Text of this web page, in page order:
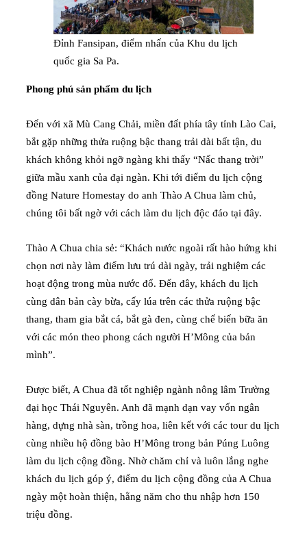
Đỉnh Fansipan, điểm nhấn của Khu du lịch
quốc gia Sa Pa.
Phong phú sản phẩm du lịch
Đến với xã Mù Cang Chải, miền đất phía tây tỉnh Lào Cai,
bắt gặp những thửa ruộng bậc thang trải dài bất tận, du
khách không khỏi ngỡ ngàng khi thấy “Nấc thang trời”
giữa mầu xanh của đại ngàn. Khi tới điểm du lịch cộng
đồng Nature Homestay do anh Thào A Chua làm chủ,
chúng tôi bất ngờ với cách làm du lịch độc đáo tại đây.
Thào A Chua chia sẻ: “Khách nước ngoài rất hào hứng khi
chọn nơi này làm điểm lưu trú dài ngày, trải nghiệm các
hoạt động trong mùa nước đổ. Đến đây, khách du lịch
cùng dân bản cày bừa, cấy lúa trên các thửa ruộng bậc
thang, tham gia bắt cá, bắt gà đen, cùng chế biến bữa ăn
với các món theo phong cách người H’Mông của bản
mình”.
Được biết, A Chua đã tốt nghiệp ngành nông lâm Trường
đại học Thái Nguyên. Anh đã mạnh dạn vay vốn ngân
hàng, dựng nhà sàn, trồng hoa, liên kết với các tour du lịch
cùng nhiều hộ đồng bào H’Mông trong bản Púng Luông
làm du lịch cộng đồng. Nhờ chăm chỉ và luôn lắng nghe
khách du lịch góp ý, điểm du lịch cộng đồng của A Chua
ngày một hoàn thiện, hằng năm cho thu nhập hơn 150
triệu đồng.